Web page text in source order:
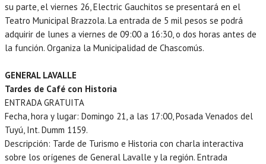
su parte, el viernes 26, Electric Gauchitos se presentará en el
Teatro Municipal Brazzola. La entrada de 5 mil pesos se podrá
adquirir de lunes a viernes de 09:00 a 16:30, o dos horas antes de
la función. Organiza la Municipalidad de Chascomús.
GENERAL LAVALLE
Tardes de Café con Historia
ENTRADA GRATUITA
Fecha, hora y lugar: Domingo 21, a las 17:00, Posada Venados del
Tuyú, Int. Dumm 1159.
Descripción: Tarde de Turismo e Historia con charla interactiva
sobre los orígenes de General Lavalle y la región. Entrada